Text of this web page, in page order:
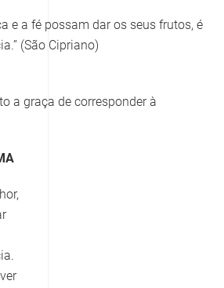
e a fé possam dar os seus frutos, é
(São Cipriano)
a graça de corresponder à